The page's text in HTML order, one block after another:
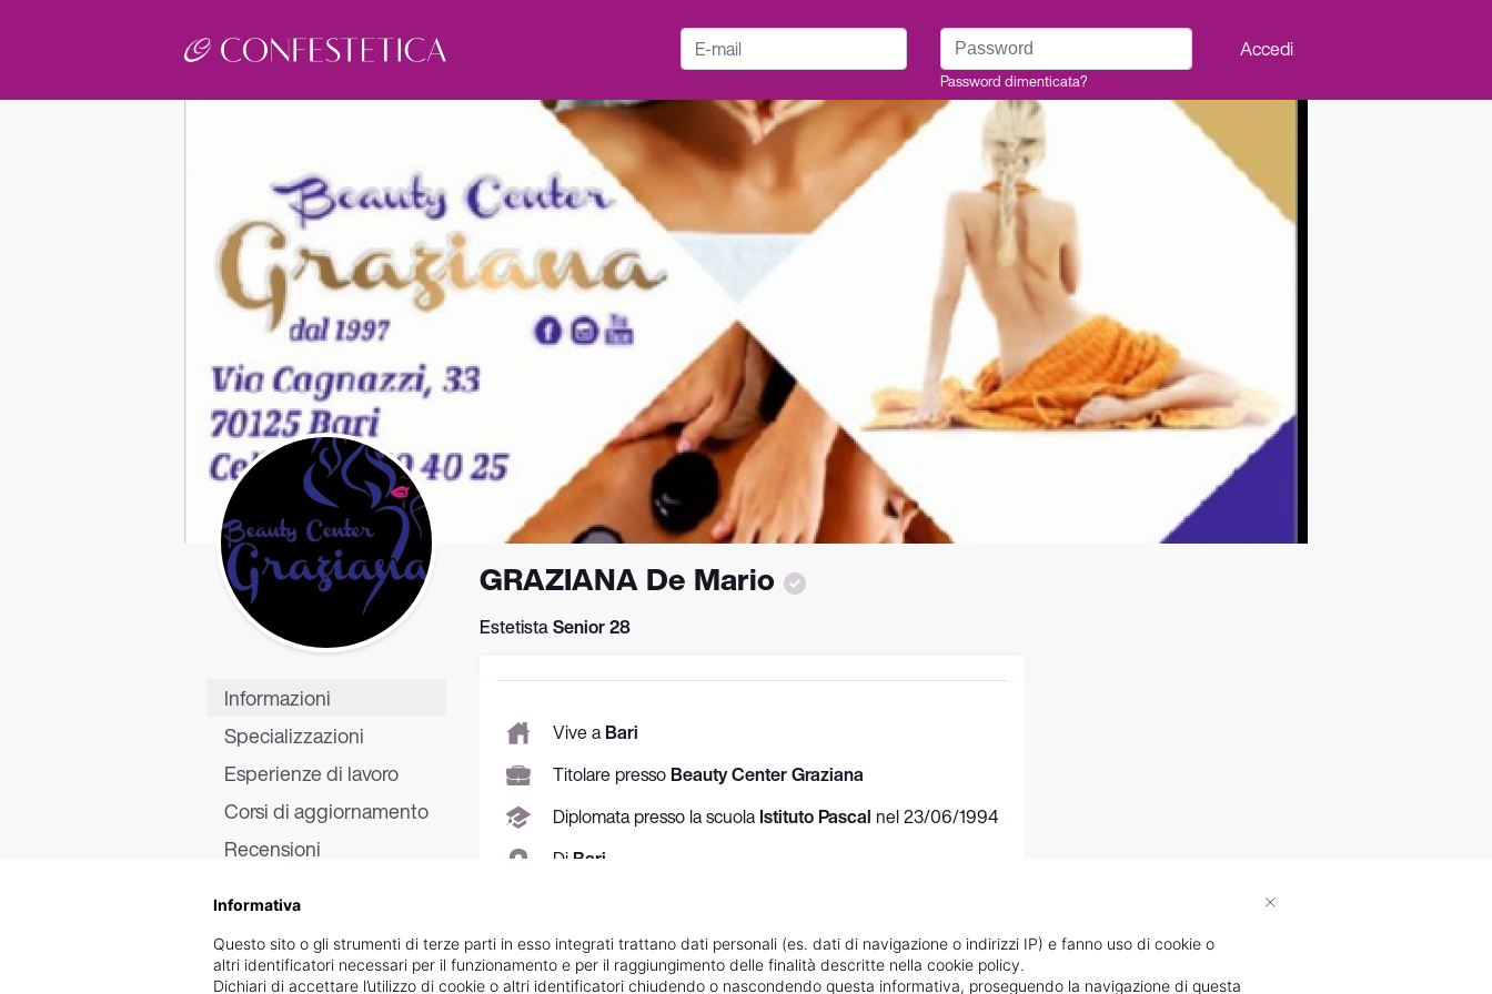
E-mail Password
Password dimenticata?
Accedi
Informazioni
Specializzazioni
Esperienze di lavoro
Corsi di aggiornamento
Recensioni
GRAZIANA De Mario
EstetistaSenior28
Vive aBari
Titolare presso Beauty Center Graziana
Diplomatapresso la scuolaIstituto Pascal nel23/06/1994
Di Bari
Vedi le informazioni di GRAZIANA
Informativa
Questo sito o gli strumenti di terze parti in esso integrati trattano dati personali (es. dati di navigazione o indirizzi IP) e fanno uso di cookie o
altri identificatori necessari per il funzionamento e per il raggiungimento delle finalità descritte nella cookie policy.
Dichiari di accettare l’utilizzo di cookie o altri identificatori chiudendo o nascondendo questa informativa, proseguendo la navigazione di questa
×